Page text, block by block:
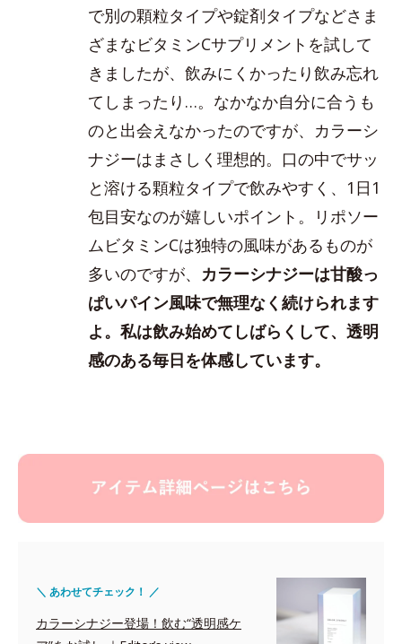
で別の顆粒タイプや錠剤タイプなどさま
ざまなビタミンCサプリメントを試して
きましたが、飲みにくかったり飲み忘れ
てしまったり…。なかなか自分に合うも
のと出会えなかったのですが、カラーシ
ナジーはまさしく理想的。口の中でサッ
と溶ける顆粒タイプで飲みやすく、1日1
包目安なのが嬉しいポイント。リポソー
ムビタミンCは独特の風味があるものが
多いのですが、 カラーシナジーは甘酸っ
ぱいパイン風味で無理なく続けられます
よ。私は飲み始めてしばらくして、透明
感のある毎日を体感しています。
＼ あわせてチェック！ ／
カラーシナジー登場！飲む“透明感ケ